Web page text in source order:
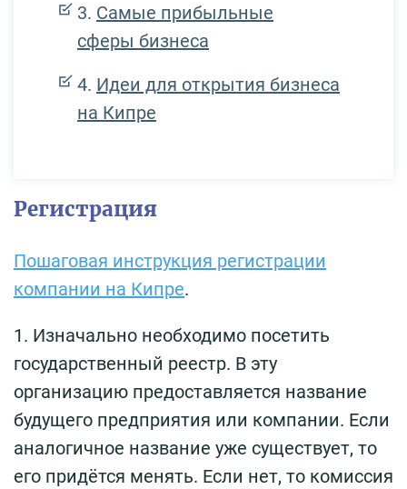
Самые прибыльные
сферы бизнеса
Идеи для открытия бизнеса
на Кипре
Регистрация
Пошаговая инструкция регистрации
компании на Кипре.
1. Изначально необходимо посетить
государственный реестр. В эту
организацию предоставляется название
будущего предприятия или компании. Если
аналогичное название уже существует, то
его придётся менять. Если нет, то комиссия